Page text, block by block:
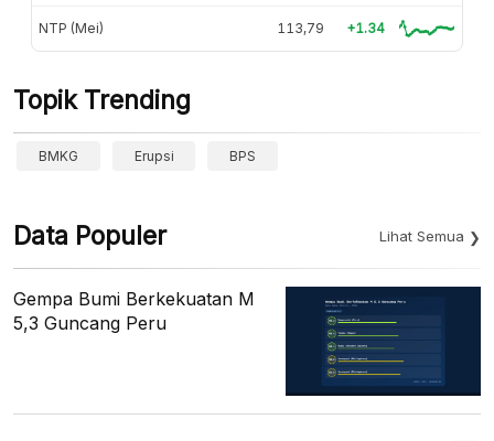
NTP (Mei) 113,79 +1.34
Topik Trending
BMKG Erupsi BPS
Data Populer Lihat Semua
Gempa Bumi Berkekuatan M
5,3 Guncang Peru